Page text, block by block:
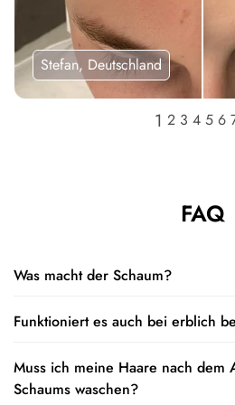
Stefan, Deutschland
FAQ
Was macht der Schaum?
Der Schaum stellt die Größe von
sodass Sie dickere, vollere Haare
Funktioniert es auch bei erblich
Ja, es kann bei erblich bedingter
Durchblutung der Haarfollikel anregt
Muss ich meine Haare nach dem
Schaums waschen?